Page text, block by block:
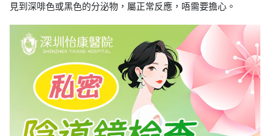
見到深啡色或黑色的分泌物，屬正常反應，唔需要擔心。